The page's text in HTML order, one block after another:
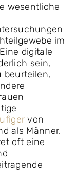
wesentliche
im
digitale
sein,
beurteilen,
von
als Männer.
oft eine